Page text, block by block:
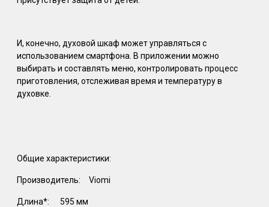
И, конечно, духовой шкаф может управляться с
использованием смартфона. В приложении можно
выбирать и составлять меню, контролировать процесс
приготовления, отслеживая время и температуру в
духовке.
Общие характеристики:
Производитель: Viomi
Длина*: 595 мм